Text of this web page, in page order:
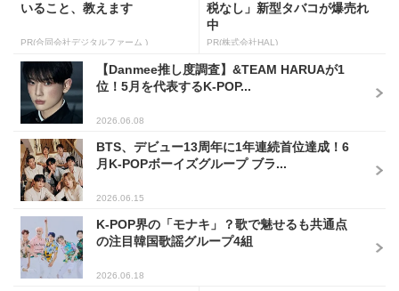
いること、教えます
PR(合同会社デジタルファーム )
税なし」新型タバコが爆売れ
中
PR(株式会社HAL)
【Danmee推し度調査】&TEAM HARUAが1
位！5月を代表するK-POP...
2026.06.08
BTS、デビュー13周年に1年連続首位達成！6
月K-POPボーイズグループ ブラ...
2026.06.15
K-POP界の「モナキ」？歌で魅せるも共通点
の注目韓国歌謡グループ4組
2026.06.18